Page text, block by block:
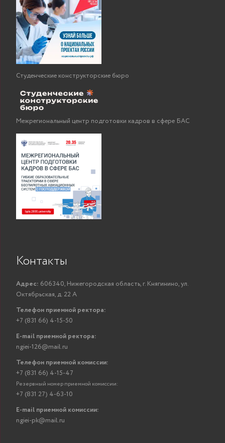
Студенческие конструкторские бюро
Межрегиональный центр подготовки кадров в сфере БАС
Контакты
Адрес: 606340, Нижегородская область, г. Княгинино, ул.
Октябрьская, д. 22 А
Телефон приемной ректора:
+7 (831 66) 4-15-50
E-mail приемной ректора:
ngiei-126@mail.ru
Телефон приемной комиссии:
+7 (831 66) 4-15-47
Резервный номер приемной комиссии:
+7 (831 27) 4-63-10
E-mail приемной комиссии:
ngiei-pk@mail.ru